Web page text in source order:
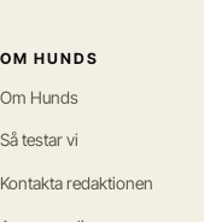
OM HUNDS
Om Hunds
Så testar vi
Kontakta redaktionen